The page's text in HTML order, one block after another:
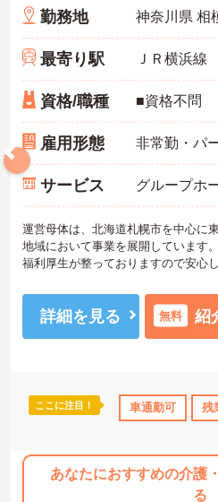
年間休日110日以上 ボーナ
勤務地 神奈川県 相
最寄り駅 ＪＲ横浜線
資格/職種 ■資格不問
雇用形態
サービス グループホ
運営母体は、北海道札幌市を中心に
地域において事業を展開しています。
福利厚生が整っておりますので安心
詳細を見る 無料 紹
ここに注目！ 車通勤可 残
あなたにおすすめの介護
る